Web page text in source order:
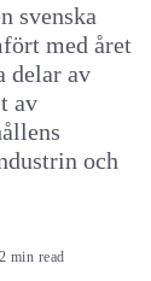
svenska
med året
delar av
av
och
2 min read